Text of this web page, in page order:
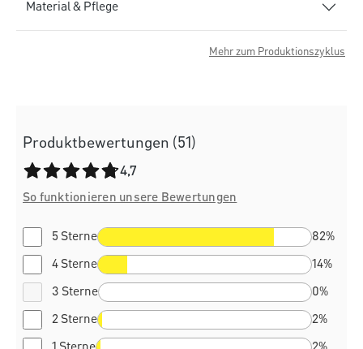
Material & Pflege
Mehr zum Produktionszyklus
Produktbewertungen (51)
Durchschnittliche Bewertung von 4.7 von 5 Sternen
4,7
So funktionieren unsere Bewertungen
5 Sterne 82%
4 Sterne 14%
3 Sterne 0%
2 Sterne 2%